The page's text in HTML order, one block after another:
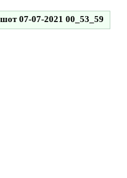
07-07-2021 00_53_59